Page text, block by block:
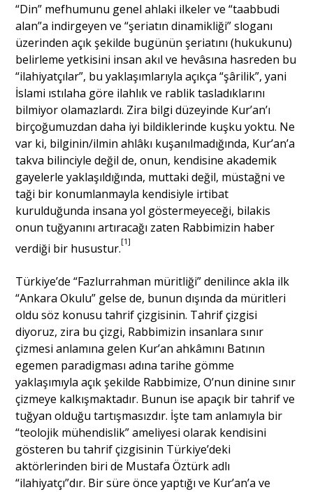
“Din” mefhumunu genel ahlaki ilkeler ve “taabbudi
alan”a indirgeyen ve “şeriatın dinamikliği” sloganı
üzerinden açık şekilde bugünün şeriatını (hukukunu)
belirleme yetkisini insan akıl ve hevâsına hasreden bu
“ilahiyatçılar”, bu yaklaşımlarıyla açıkça “şârilik”, yani
İslami ıstılaha göre ilahlık ve rablik tasladıklarını
bilmiyor olamazlardı. Zira bilgi düzeyinde Kur’an’ı
birçoğumuzdan daha iyi bildiklerinde kuşku yoktu. Ne
var ki, bilginin/ilmin ahlâkı kuşanılmadığında, Kur’an’a
takva bilinciyle değil de, onun, kendisine akademik
gayelerle yaklaşıldığında, muttaki değil, müstağni ve
taği bir konumlanmayla kendisiyle irtibat
kurulduğunda insana yol göstermeyeceği, bilakis
onun tuğyanını artıracağı zaten Rabbimizin haber
verdiği bir husustur.[1]
Türkiye’de “Fazlurrahman müritliği” denilince akla ilk
“Ankara Okulu” gelse de, bunun dışında da müritleri
oldu söz konusu tahrif çizgisinin. Tahrif çizgisi
diyoruz, zira bu çizgi, Rabbimizin insanlara sınır
çizmesi anlamına gelen Kur’an ahkâmını Batının
egemen paradigması adına tarihe gömme
yaklaşımıyla açık şekilde Rabbimize, O’nun dinine sınır
çizmeye kalkışmaktadır. Bunun ise apaçık bir tahrif ve
tuğyan olduğu tartışmasızdır. İşte tam anlamıyla bir
“teolojik mühendislik” ameliyesi olarak kendisini
gösteren bu tahrif çizgisinin Türkiye’deki
aktörlerinden biri de Mustafa Öztürk adlı
“ilahiyatçı”dır. Bir süre önce yaptığı ve Kur’an’a ve